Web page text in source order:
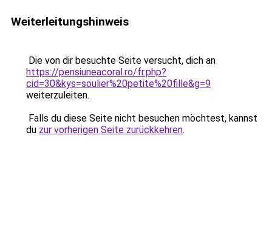
Weiterleitungshinweis
Die von dir besuchte Seite versucht, dich an
https://pensiuneacoral.ro/fr.php?
cid=30&kys=soulier%20petite%20fille&g=9
weiterzuleiten.
Falls du diese Seite nicht besuchen möchtest, kannst
du zur vorherigen Seite zurückkehren.